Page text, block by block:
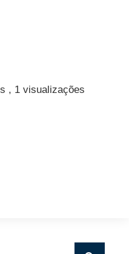
, 1 visualizações